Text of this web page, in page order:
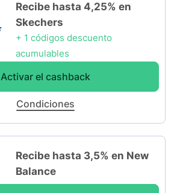
Recibe hasta 4,25% en
Skechers
+ 1 códigos descuento
acumulables
Activar el cashback
Condiciones
Recibe hasta 3,5% en New
Balance